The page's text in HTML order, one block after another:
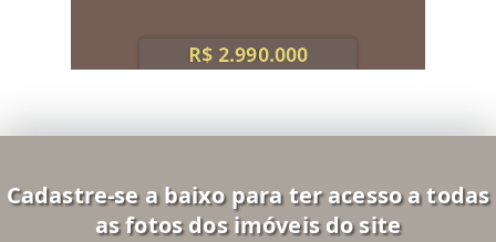
R$ 2.990.000
Cadastre-se a baixo para ter acesso a todas
as fotos dos imóveis do site